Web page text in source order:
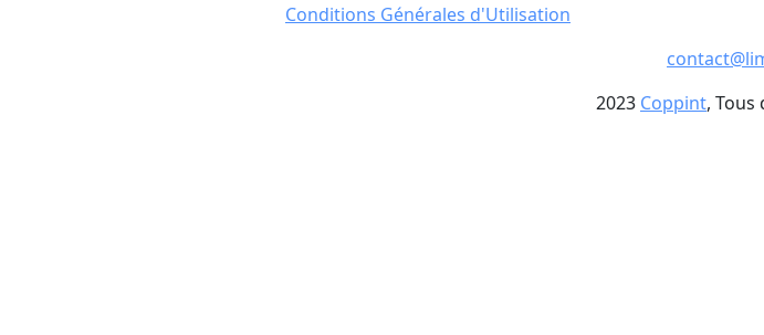
Conditions Générales d'Utilisation
2023 Coppint, Tous